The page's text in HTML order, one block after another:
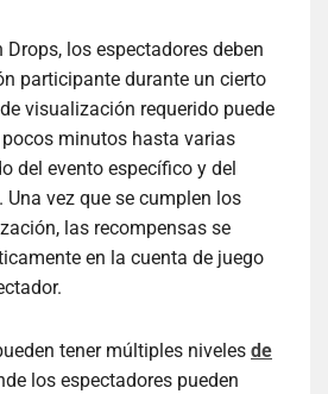
los espectadores deben
participante durante un cierto
visualización requerido puede
minutos hasta varias
del evento específico y del
vez que se cumplen los
las recompensas se
en la cuenta de juego
tener múltiples niveles de
los espectadores pueden